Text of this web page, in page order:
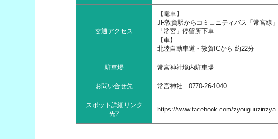
交通アクセス
【電車】
JR敦賀駅からコミュニティバス「常宮線
「常宮」停留所下車
【車】
北陸自動車道・敦賀ICから 約22分
駐車場 常宮神社境内駐車場
お問い合せ先 常宮神社 0770-26-1040
スポット詳細リンク
先?
https://www.facebook.com/zyouguuzinzya